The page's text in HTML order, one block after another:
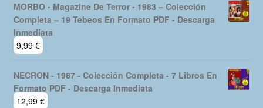
MORBO - Magazine De Terror - 1983 – Colección
Completa – 19 Tebeos En Formato PDF - Descarga
Inmediata
9,99 €
NECRON - 1987 - Colección Completa - 7 Libros En
Formato PDF - Descarga Inmediata
12,99 €